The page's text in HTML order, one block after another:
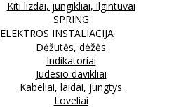
Kiti lizdai, jungikliai, ilgintuvai
SPRING
ELEKTROS INSTALIACIJA
Dėžutės, dėžės
Indikatoriai
Judesio davikliai
Kabeliai, laidai, jungtys
Loveliai